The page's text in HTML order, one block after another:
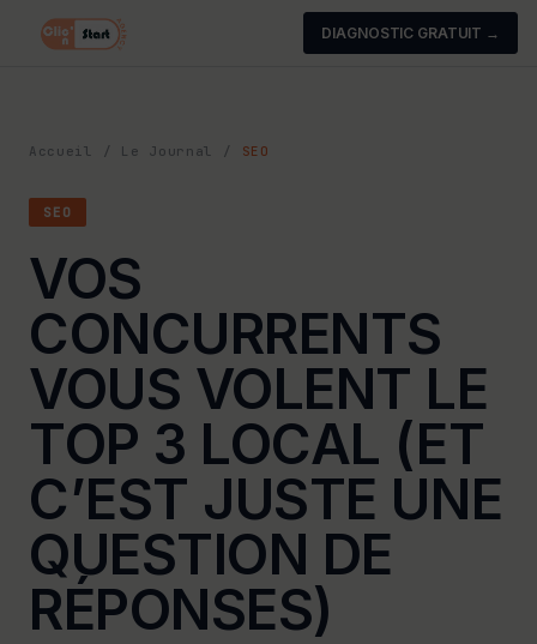
DIAGNOSTIC GRATUIT →
Accueil / Le Journal / SEO
SEO
VOS
CONCURRENTS
VOUS VOLENT LE
TOP 3 LOCAL (ET
C’EST JUSTE UNE
QUESTION DE
RÉPONSES)